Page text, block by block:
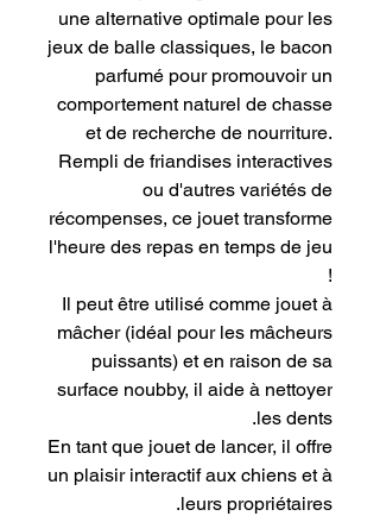
une alternative optimale pour les
jeux de balle classiques, le bacon
parfumé pour promouvoir un
comportement naturel de chasse
et de recherche de nourriture.
Rempli de friandises interactives
ou d'autres variétés de
récompenses, ce jouet transforme
l'heure des repas en temps de jeu
!
Il peut être utilisé comme jouet à
mâcher (idéal pour les mâcheurs
puissants) et en raison de sa
surface noubby, il aide à nettoyer
les dents.
En tant que jouet de lancer, il offre
un plaisir interactif aux chiens et à
leurs propriétaires.